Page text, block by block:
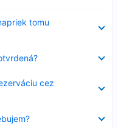
tomu
cez